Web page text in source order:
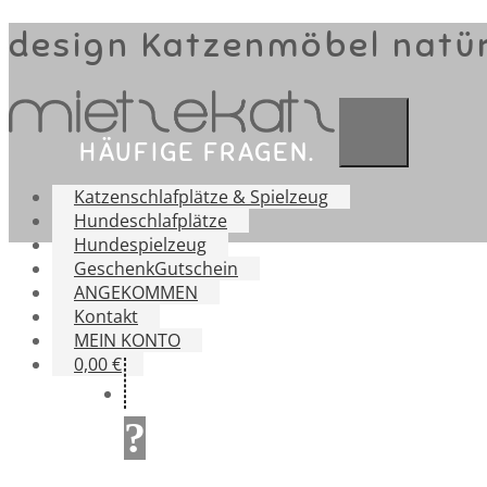
design Katzenmöbel
Katzenschlafplätze & Spielzeug
Hundeschlafplätze
Hundespielzeug
GeschenkGutschein
ANGEKOMMEN
Kontakt
MEIN KONTO
0,00 €
HÄUFIGE FRAGEN.